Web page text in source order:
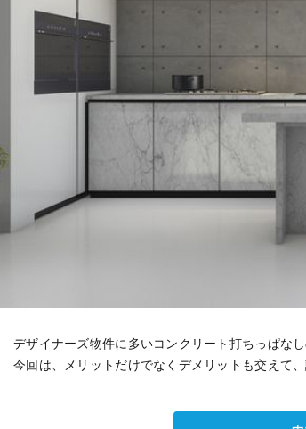
デザイナーズ物件に多いコンクリート打ちっぱな
今回は、メリットだけでなくデメリットも交えて、